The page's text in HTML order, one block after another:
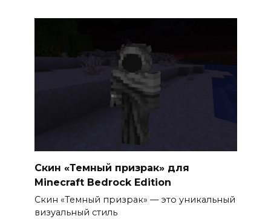
Скин «Темный призрак» для
Minecraft Bedrock Edition
Скин «Темный призрак» — это уникальный
визуальный стиль